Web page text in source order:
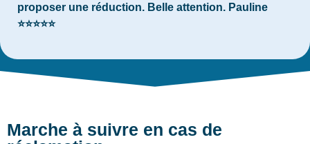
proposer une réduction. Belle attention. Pauline
⭐⭐⭐⭐⭐
Marche à suivre en cas de